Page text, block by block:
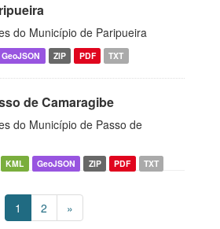
do Município de Paripueira
GeoJSON ZIP PDF TXT
de Camaragibe
do Município de Passo de
KML GeoJSON ZIP PDF TXT
1 2 »